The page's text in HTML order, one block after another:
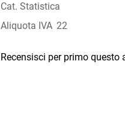
Cat. Statistica
Aliquota IVA 22
Recensisci per primo questo